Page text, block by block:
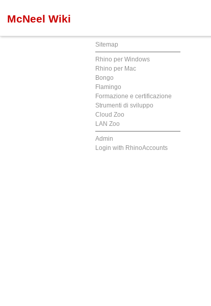
McNeel Wiki
Sitemap
Rhino per Windows
Rhino per Mac
Bongo
Flamingo
Formazione e certificazione
Strumenti di sviluppo
Cloud Zoo
LAN Zoo
Admin
Login with RhinoAccounts